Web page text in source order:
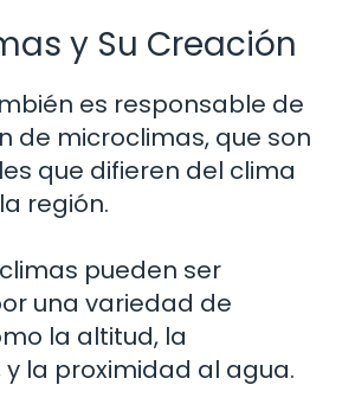
y Su Creación
es responsable de
de microclimas, que son
que difieren del clima
región.
pueden ser
una variedad de
la altitud, la
la proximidad al agua.